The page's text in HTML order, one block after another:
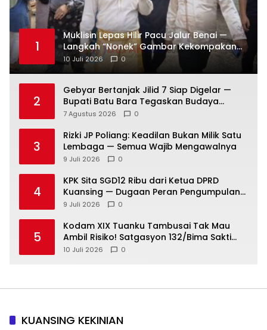
1
Muklisin Lepas Hilir Pacu Jalur Benai —
Langkah “Nonek” Gambar Kekompakan
Pemimpin Kuansing Jadi Simbol Kuat
Lestarikan Budaya
10 Juli 2026 0
2
Gebyar Bertanjak Jilid 7 Siap Digelar —
Bupati Batu Bara Tegaskan Budaya
Melayu Harus Tetap Hidup
7 Agustus 2026 0
3
Rizki JP Poliang: Keadilan Bukan Milik Satu
Lembaga — Semua Wajib Mengawalnya
9 Juli 2026 0
4
KPK Sita SGD12 Ribu dari Ketua DPRD
Kuansing — Dugaan Peran Pengumpulan
Dana Alih Fungsi Hutan Diusut
9 Juli 2026 0
5
Kodam XIX Tuanku Tambusai Tak Mau
Ambil Risiko! Satgasyon 132/Bima Sakti
Diuji Total Sebelum Berangkat Operasi
10 Juli 2026 0
KUANSING KEKINIAN